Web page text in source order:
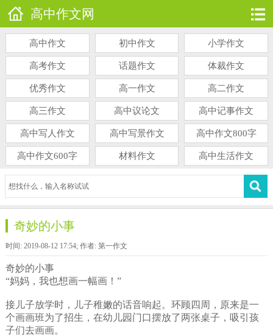
高中作文网
高中作文 初中作文 小学作文
高考作文 话题作文 体裁作文
优秀作文 高一作文 高二作文
高三作文 高中议论文 高中记事作文
高中写人作文 高中写景作文 高中作文800字
高中作文600字 材料作文 高中生活作文
奇妙的小事
时间: 2019-08-12 17:54; 作者: 第一作文
奇妙的小事
“妈妈，我也想画一幅画！”
接儿子放学时，儿子稚嫩的话音响起。环顾四周，原来是一
个画画班为了招生，在幼儿园门口摆放了两张桌子，吸引孩
子们去画画。